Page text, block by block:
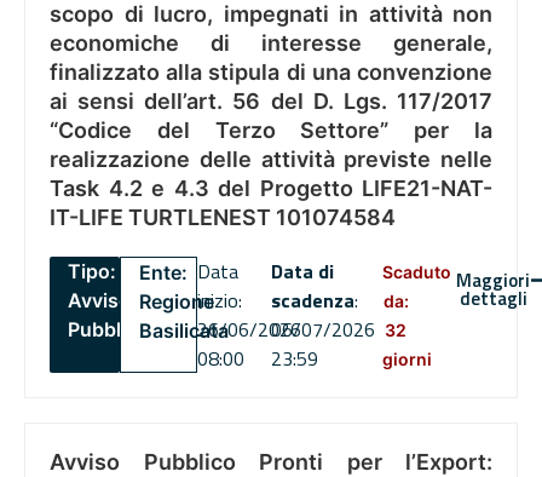
scopo di lucro, impegnati in attività non
economiche di interesse generale,
finalizzato alla stipula di una convenzione
ai sensi dell’art. 56 del D. Lgs. 117/2017
“Codice del Terzo Settore” per la
realizzazione delle attività previste nelle
Task 4.2 e 4.3 del Progetto LIFE21-NAT-
IT-LIFE TURTLENEST 101074584
Tipo:
Avviso
Pubblico
Ente:
Regione
Basilicata
Data
inizio:
26/06/2026
08:00
Data di
scadenza:
06/07/2026
23:59
Scaduto
da:
32
giorni
Maggiori
dettagli
Avviso Pubblico Pronti per l’Export: